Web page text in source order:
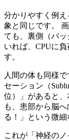
分かりやすく例
象と同じです。
ても、裏側（バ
いれば、CPUに
す。
人間の体も同様
セーション（
位）」があると
も、患部から脳
る！」という微
これが「神経のノ